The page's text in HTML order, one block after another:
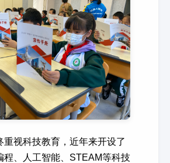
重视科技教育，近年来开设了
程、人工智能、STEAM等科技